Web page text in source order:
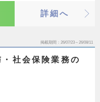
詳細へ
掲載期間 26/07/23～26/08/11
・社会保険業務の